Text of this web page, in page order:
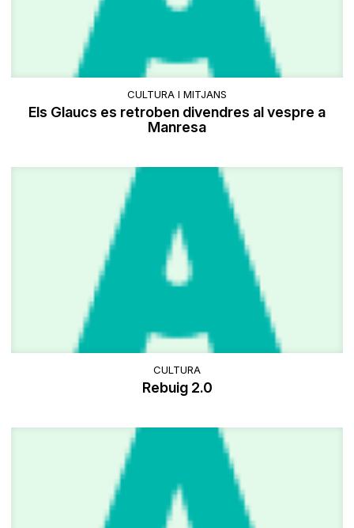
CULTURA I MITJANS
Els Glaucs es retroben divendres al vespre a
Manresa
CULTURA
Rebuig 2.0